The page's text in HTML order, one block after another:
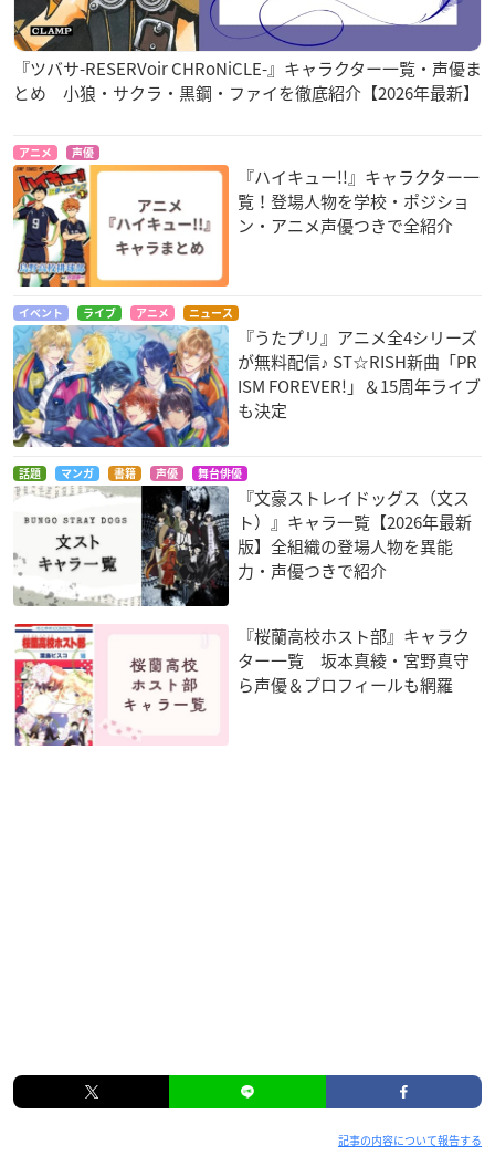
ー大阪
協力：ABCラジオ
後援：FM802／FM COCOLO
2022年4⽉9⽇(土)〜12⽇(⽕)
会場：富士市文化会館ロゼシアター 大ホール
料⾦：S 席 14,800 円 A 席 11,800 円 ヤングチケット 2,200 円
チケット発売⽇：2022年1⽉30⽇（⽇）AM10:00
主催：サンライズプロモーション⼤阪／キョードー大阪／サン
ライズプロモーション北陸
静岡朝日テレビ／サンデーフォークプロモーション
共催：公益財団法人富士市文化振興財団
後援：K-mix
協賛：納得住宅工房
『ツバサ-RESERVoir CHRoNiCLE-』キャラクター一覧・声優ま
とめ 小狼・サクラ・黒鋼・ファイを徹底紹介【2026年最新】
アニメ 声優
『ハイキュー!!』キャラクター一
覧！登場人物を学校・ポジショ
ン・アニメ声優つきで全紹介
イベント ライブ アニメ ニュース
『うたプリ』アニメ全4シリーズ
が無料配信♪ ST☆RISH新曲「PR
ISM FOREVER!」＆15周年ライブ
も決定
話題 マンガ 書籍 声優 舞台俳優
『文豪ストレイドッグス（文ス
ト）』キャラ一覧【2026年最新
版】全組織の登場人物を異能
力・声優つきで紹介
『桜蘭高校ホスト部』キャラク
ター一覧 坂本真綾・宮野真守
ら声優＆プロフィールも網羅
記事の内容について報告する